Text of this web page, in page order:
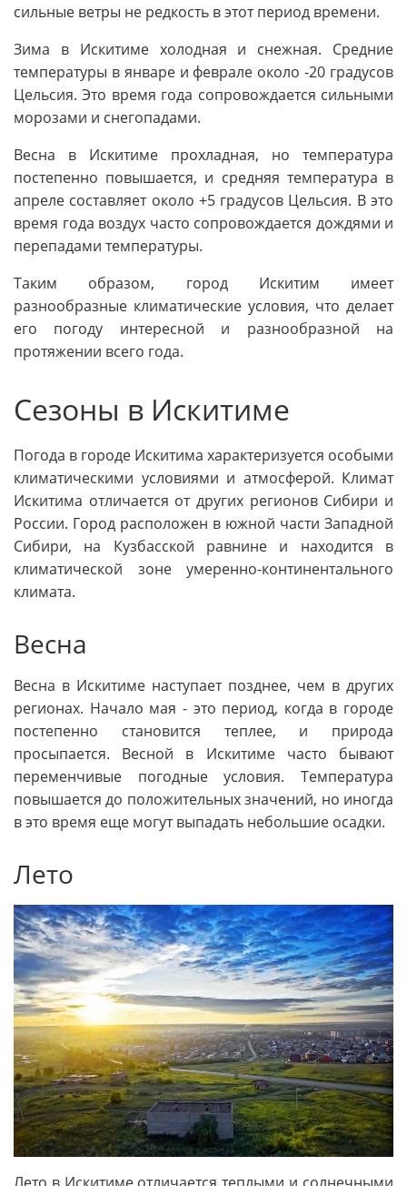
сильные ветры не редкость в этот период времени.
Зима в Искитиме холодная и снежная. Средние
температуры в январе и феврале около -20 градусов
Цельсия. Это время года сопровождается сильными
морозами и снегопадами.
Весна в Искитиме прохладная, но температура
постепенно повышается, и средняя температура в
апреле составляет около +5 градусов Цельсия. В это
время года воздух часто сопровождается дождями и
перепадами температуры.
Таким образом, город Искитим имеет
разнообразные климатические условия, что делает
его погоду интересной и разнообразной на
протяжении всего года.
Сезоны в Искитиме
Погода в городе Искитима характеризуется особыми
климатическими условиями и атмосферой. Климат
Искитима отличается от других регионов Сибири и
России. Город расположен в южной части Западной
Сибири, на Кузбасской равнине и находится в
климатической зоне умеренно-континентального
климата.
Весна
Весна в Искитиме наступает позднее, чем в других
регионах. Начало мая - это период, когда в городе
постепенно становится теплее, и природа
просыпается. Весной в Искитиме часто бывают
переменчивые погодные условия. Температура
повышается до положительных значений, но иногда
в это время еще могут выпадать небольшие осадки.
Лето